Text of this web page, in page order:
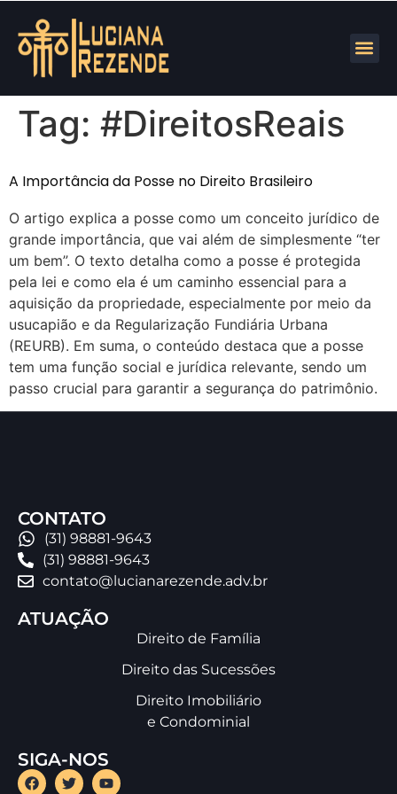
Tag: #DireitosReais
A Importância da Posse no Direito Brasileiro
O artigo explica a posse como um conceito jurídico de
grande importância, que vai além de simplesmente “ter
um bem”. O texto detalha como a posse é protegida
pela lei e como ela é um caminho essencial para a
aquisição da propriedade, especialmente por meio da
usucapião e da Regularização Fundiária Urbana
(REURB). Em suma, o conteúdo destaca que a posse
tem uma função social e jurídica relevante, sendo um
passo crucial para garantir a segurança do patrimônio.
CONTATO
(31) 98881-9643
(31) 98881-9643
contato@lucianarezende.adv.br
ATUAÇÃO
Direito de Família
Direito das Sucessões
Direito Imobiliário
e Condominial
SIGA-NOS